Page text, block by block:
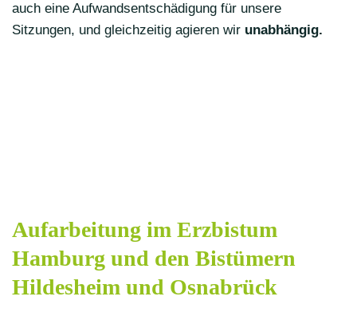
auch eine Aufwandsentschädigung für unsere
Sitzungen, und gleichzeitig agieren wir unabhängig.
Aufarbeitung im Erzbistum
Hamburg und den Bistümern
Hildesheim und Osnabrück